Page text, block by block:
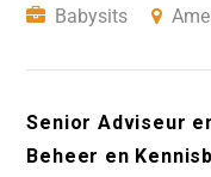
Babysits
Senior Adviseur
Beheer en